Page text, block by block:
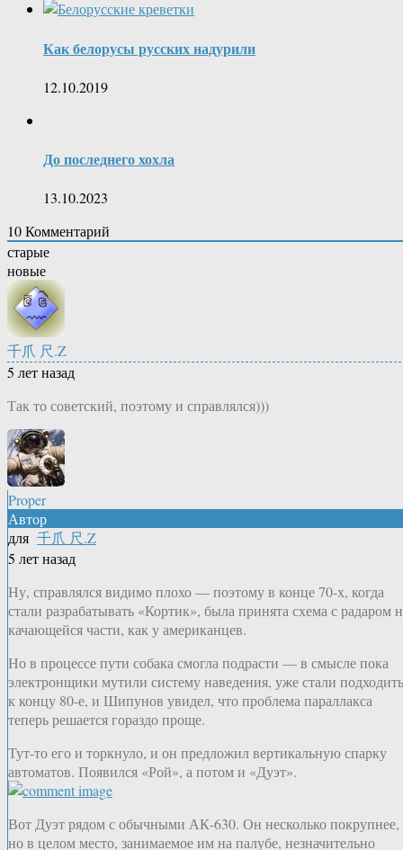
Как белорусы русских надурили
12.10.2019
До последнего хохла
13.10.2023
10Комментарий
старые
новые
千爪 尺.Z
5 лет назад
Так то советский, поэтому и справлялся)))
Proper
Автор
для 千爪 尺.Z
5 лет назад
Ну, справлялся видимо плохо — поэтому в конце 70-х, когда
стали разрабатывать «Кортик», была принята схема с радаром
качающейся части, как у американцев.
Но в процессе пути собака смогла подрасти — в смысле пока
электронщики мутили систему наведения, уже стали подходить
к концу 80-е, и Шипунов увидел, что проблема параллакса
теперь решается гораздо проще.
Тут-то его и торкнуло, и он предложил вертикальную спарку
автоматов. Появился «Рой», а потом и «Дуэт».
Вот Дуэт рядом с обычными АК-630. Он несколько покрупнее,
но в целом место, занимаемое им на палубе, незначительно